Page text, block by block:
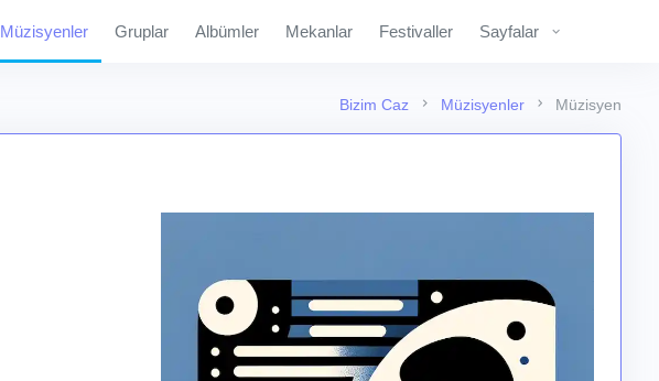
Müzisyenler Gruplar Albümler Mekanlar Festivaller Sayfalar
Bizim Caz Müzisyenler Müzisyen